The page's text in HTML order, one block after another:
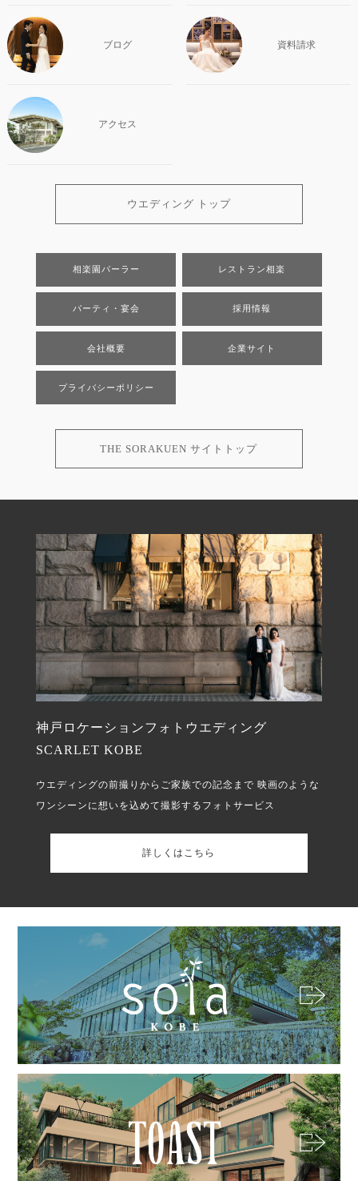
ブログ 資料請求
アクセス
ウエディング トップ
相楽園パーラー レストラン相楽
パーティ・宴会 採用情報
会社概要 企業サイト
プライバシーポリシー
THE SORAKUEN サイトトップ
神戸ロケーションフォトウエディング
SCARLET KOBE
ウエディングの前撮りからご家族での記念まで 映画のような
ワンシーンに想いを込めて撮影するフォトサービス
詳しくはこちら